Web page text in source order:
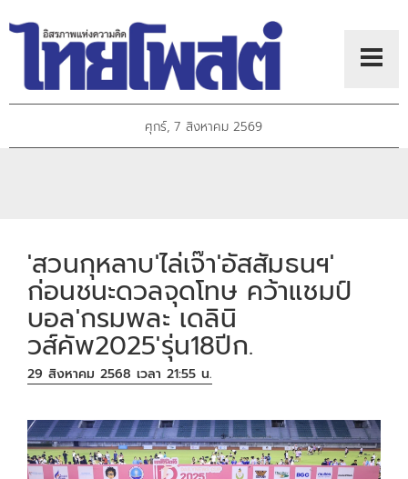
ศุกร์, 7 สิงหาคม 2569
'สวนกุหลาบ'ไล่เจ๊า'อัสสัมธนฯ'
ก่อนชนะดวลจุดโทษ คว้าแชมป์
บอล'กรมพละ เดลินิ
วส์คัพ2025'รุ่น18ปีก.
29 สิงหาคม 2568 เวลา 21:55 น.